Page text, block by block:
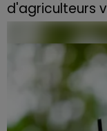
d'agriculteurs
Face à la
la Chambre
aux agriculteurs